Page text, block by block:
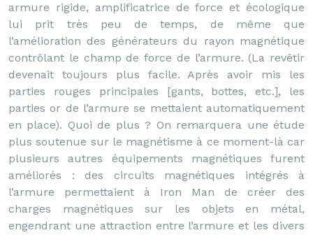
armure rigide, amplificatrice de force et écologique
lui prit très peu de temps, de même que
l’amélioration des générateurs du rayon magnétique
contrôlant le champ de force de l’armure. (La revêtir
devenait toujours plus facile. Après avoir mis les
parties rouges principales [gants, bottes, etc.], les
parties or de l’armure se mettaient automatiquement
en place). Quoi de plus ? On remarquera une étude
plus soutenue sur le magnétisme à ce moment-là car
plusieurs autres équipements magnétiques furent
améliorés : des circuits magnétiques intégrés à
l’armure permettaient à Iron Man de créer des
charges magnétiques sur les objets en métal,
engendrant une attraction entre l’armure et les divers